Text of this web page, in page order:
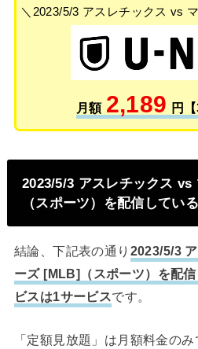
＼2023/5/3 アスレチックス vs
月額 2,189 円
2023/5/3 アスレチックス
（スポーツ）を配信してい
結論、下記表の通り 2023/5/3
ーズ [MLB]（スポーツ）を配
ビスは1サービスです。
「定額見放題」は月額料金の